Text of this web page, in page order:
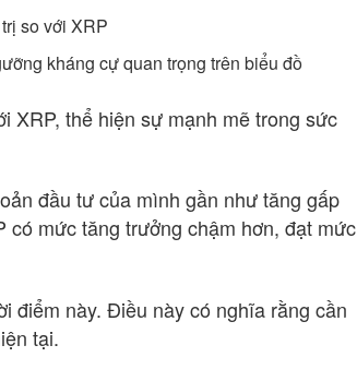
so với XRP
kháng cự quan trọng trên biểu đồ
XRP, thể hiện sự mạnh mẽ trong sức
đầu tư của mình gần như tăng gấp
có mức tăng trưởng chậm hơn, đạt mức
điểm này. Điều này có nghĩa rằng cần
tại.